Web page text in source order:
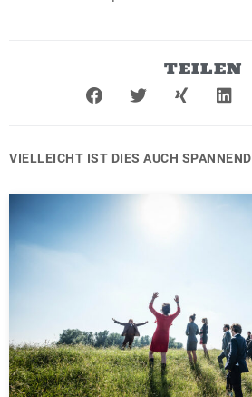
TEILEN
VIELLEICHT IST DIES AUCH SPANNEND